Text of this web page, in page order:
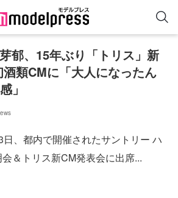
郁、15年ぶり「トリス」新
類CMに「大人になったん
」
、都内で開催されたサントリー ハ
＆トリス新CM発表会に出席...